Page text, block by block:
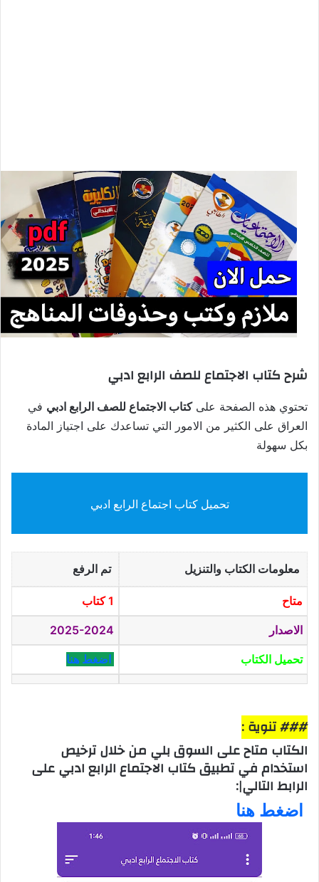
شرح كتاب الاجتماع للصف الرابع ادبي
تحتوي هذه الصفحة علىكتاب الاجتماع للصف الرابع ادبي في
العراق على الكثير من الامور التي تساعدك على اجتياز المادة
بكل سهولة
تحميل كتاب اجتماع الرابع ادبي
معلومات الكتاب والتنزيل تم الرفع
متاح 1 كتاب
الاصدار 2025-2024
تحميل الكتاب اضغط هنا
### تنوية :
الكتاب متاح على السوق بلي من خلال ترخيص
استخدام في تطبيق كتاب الاجتماع الرابع ادبي على
الرابط التالي|:
اضغط هنا